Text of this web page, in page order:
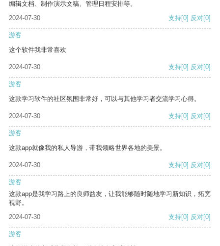
编辑文档、制作演示文稿、管理日程安排等。
2024-07-30
支持[0] 反对[0]
游客
这个软件我非常喜欢
2024-07-30 支持[0] 反对[0]
游客
这款学习软件的社区氛围非常好，可以与其他学习者交流学习心得。
2024-07-30 支持[0] 反对[0]
游客
这款app就像我的私人导游，带我领略世界各地的美景。
2024-07-30 支持[0] 反对[0]
游客
这款app是我学习路上的良师益友，让我能够随时随地学习新知识，拓宽
视野。
2024-07-30
支持[0] 反对[0]
游客